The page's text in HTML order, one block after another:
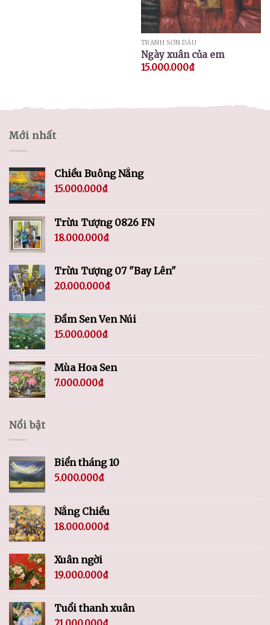
TRANH SƠN DẦU
Ngày xuân của em
15.000.000₫
Mới nhất
Chiều Buông Nắng
15.000.000₫
Trừu Tượng 0826 FN
18.000.000₫
Trừu Tượng 07 "Bay Lên"
20.000.000₫
Đầm Sen Ven Núi
15.000.000₫
Mùa Hoa Sen
7.000.000₫
Nổi bật
Biển tháng 10
5.000.000₫
Nắng Chiều
18.000.000₫
Xuân ngời
19.000.000₫
Tuổi thanh xuân